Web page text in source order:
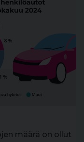
määrä on ollut